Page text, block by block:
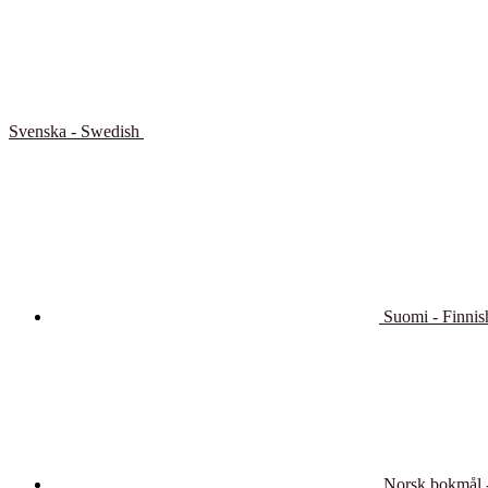
Svenska - Swedish
Suomi -
Norsk bokmål